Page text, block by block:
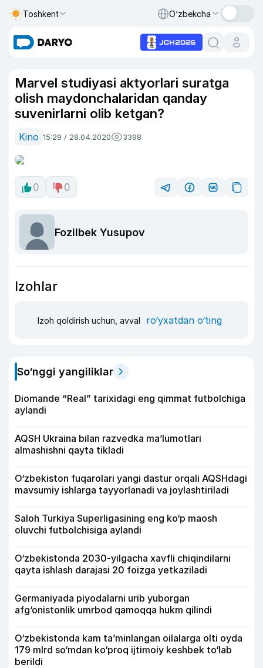
Toshkent O‘zbekcha
Marvel studiyasi aktyorlari suratga
olish maydonchalaridan qanday
suvenirlarni olib ketgan?
Kino 15:29 / 28.04.2020 3398
0 0
Fozilbek Yusupov
Izohlar
Izoh qoldirish uchun, avval ro‘yxatdan o‘ting
So‘nggi yangiliklar
Diomande “Real” tarixidagi eng qimmat futbolchiga
aylandi
AQSH Ukraina bilan razvedka ma’lumotlari
almashishni qayta tikladi
O‘zbekiston fuqarolari yangi dastur orqali AQSHdagi
mavsumiy ishlarga tayyorlanadi va joylashtiriladi
Saloh Turkiya Superligasining eng ko‘p maosh
oluvchi futbolchisiga aylandi
O‘zbekistonda 2030-yilgacha xavfli chiqindilarni
qayta ishlash darajasi 20 foizga yetkaziladi
Germaniyada piyodalarni urib yuborgan
afg‘onistonlik umrbod qamoqqa hukm qilindi
O‘zbekistonda kam ta’minlangan oilalarga olti oyda
179 mlrd so‘mdan ko‘proq ijtimoiy keshbek to‘lab
berildi